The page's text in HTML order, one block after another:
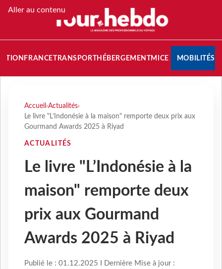
Aller au contenu
FRANCETRANSPORT HÉBERGEMENTMICE MOBILITÉS
Accueil ›Actualités›
Le livre "L’Indonésie à la maison" remporte deux prix aux
Gourmand Awards 2025 à Riyad
ACTUALITÉS
Le livre "L’Indonésie à la
maison" remporte deux
prix aux Gourmand
Awards 2025 à Riyad
Publié le : 01.12.2025 I Dernière Mise à jour :